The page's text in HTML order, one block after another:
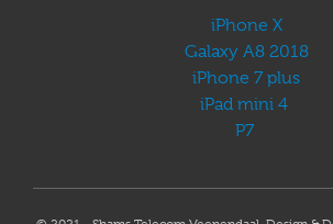
iPhone X
Galaxy A8 2018
iPhone 7 plus
iPad mini 4
P7